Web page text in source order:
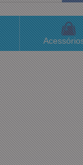
(48) 3658-4820
Atendimento Online